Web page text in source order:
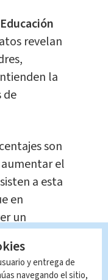
revelan
la
de
son
el
a esta
en
un
y
del
y entrega de
navegando el sitio,